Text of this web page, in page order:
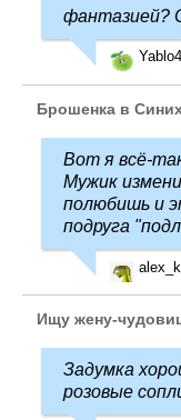
фантазией?
Брошенка в
Вот я всё-
Мужик
полюбишь и
подруга
Ищу жену-
Задумка
розовые